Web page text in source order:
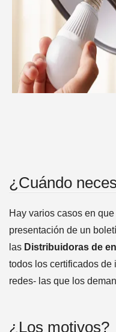
¿Cuándo
Hay varios casos en
presentación de un
las Distribuidoras de
todos los certificados
redes- las que los
¿Los motivos?